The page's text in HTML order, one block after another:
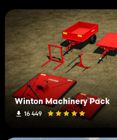
Winton Machinery Pack
16 449